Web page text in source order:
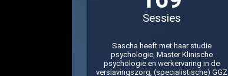
Sessies
Sascha heeft met haar studie
psychologie, Master Klinische
psychologie en werkervaring in de
verslavingszorg, (specialistische) GGZ